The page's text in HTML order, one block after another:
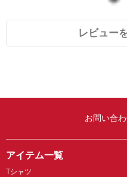
レビュー
お問い合
アイテム一覧
Tシャツ